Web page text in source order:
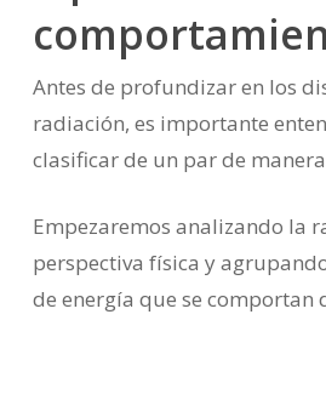
Antes de profundizar en los
radiación, es importante
clasificar de un par de
Empezaremos analizando la
perspectiva física y
de energía que se comportan